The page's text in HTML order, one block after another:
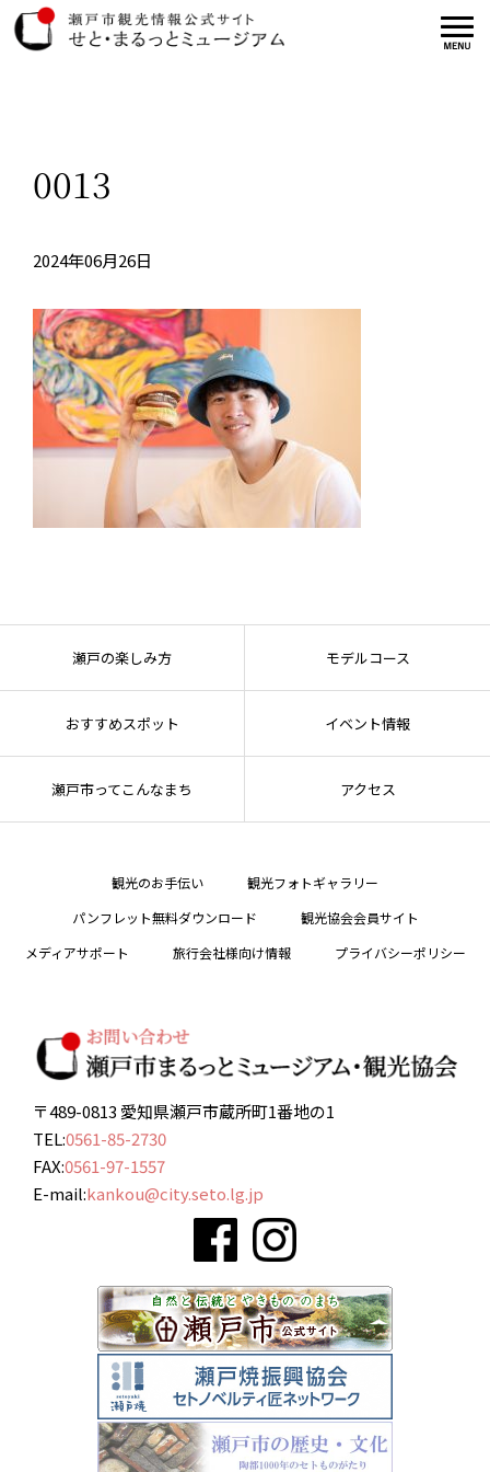
0013
2024年06月26日
瀬戸の楽しみ方 モデルコース
おすすめスポット イベント情報
瀬戸市ってこんなまち アクセス
観光のお手伝い
観光フォトギャラリー
パンフレット無料ダウンロード
観光協会会員サイト
メディアサポート
旅行会社様向け情報 プライバシーポリシー
〒489-0813 愛知県瀬戸市蔵所町1番地の1
TEL:0561-85-2730
FAX:0561-97-1557
E-mail:kankou@city.seto.lg.jp